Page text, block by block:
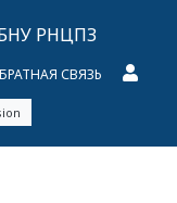
РНЦПЗ
СВЯЗЬ